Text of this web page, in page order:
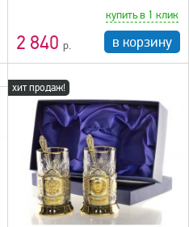
2 840
купить в 1 клик
в корзину
хит продаж!